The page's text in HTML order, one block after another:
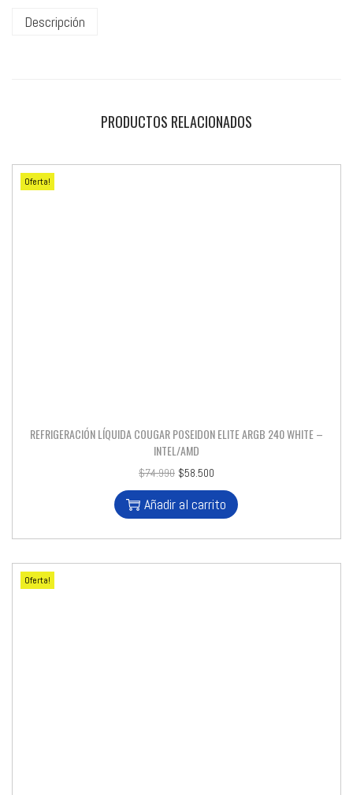
Descripción
PRODUCTOS RELACIONADOS
Oferta!
REFRIGERACIÓN LÍQUIDA COUGAR POSEIDON ELITE ARGB 240 WHITE –
INTEL/AMD
$74.990 $58.500
Añadir al carrito
Oferta!